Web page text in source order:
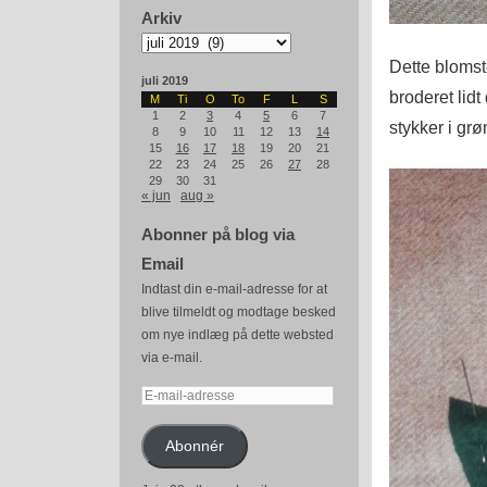
Arkiv
Arkiv
juli 2019
M
Ti O To F L
S
1
2 3 4 5 6
7
8
9 10 11 12 13
14
15
16 17 18 19 20
21
22
23 24 25 26 27
28
29
30 31
« jun aug »
Abonner på blog via
Email
Indtast din e-mail-adresse for at
blive tilmeldt og modtage besked
om nye indlæg på dette websted
via e-mail.
E-
adresseAbonnér
Dette
broderet lidt
stykker i